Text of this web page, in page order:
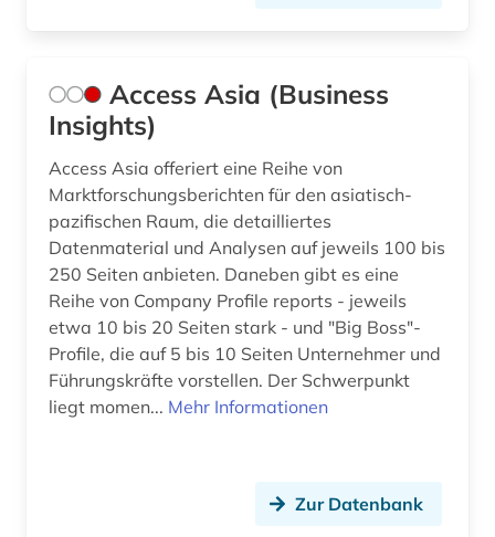
business skills (1)
bwl (2)
börse (12)
börseninformation (2)
börseninformationssystem (1)
börsenkurs (2)
börsennotierte unternehmen (1)
bücher (1)
Access Asia (Business
Insights)
Access Asia offeriert eine Reihe von
Marktforschungsberichten für den asiatisch-
pazifischen Raum, die detailliertes
Datenmaterial und Analysen auf jeweils 100 bis
250 Seiten anbieten. Daneben gibt es eine
Reihe von Company Profile reports - jeweils
etwa 10 bis 20 Seiten stark - und "Big Boss"-
Profile, die auf 5 bis 10 Seiten Unternehmer und
Führungskräfte vorstellen. Der Schwerpunkt
liegt momen... Mehr Informationen
Zur Datenbank